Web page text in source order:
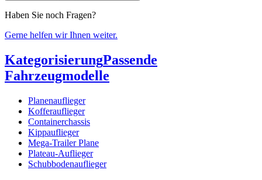
Haben Sie noch Fragen?
Gerne helfen wir Ihnen weiter.
KategorisierungPassende
Fahrzeugmodelle
Planenauflieger
Kofferauflieger
Containerchassis
Kippauflieger
Mega-Trailer Plane
Plateau-Auflieger
Schubbodenauflieger